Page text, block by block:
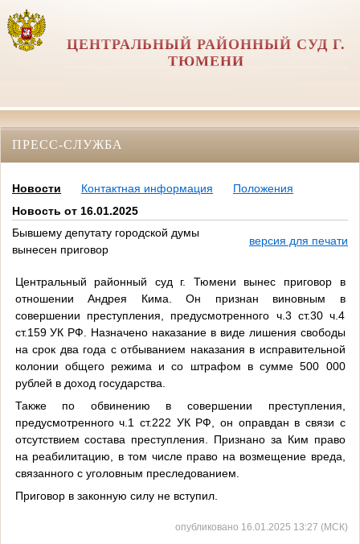
ЦЕНТРАЛЬНЫЙ РАЙОННЫЙ СУД Г.
ТЮМЕНИ
ПРЕСС-СЛУЖБА
Новости Контактная информация
Положения
Новость от 16.01.2025
Бывшему депутату городской думы
вынесен приговор
версия для печати
Центральный районный суд г. Тюмени вынес приговор в
отношении Андрея Кима. Он признан виновным в
совершении преступления, предусмотренного ч.3 ст.30 ч.4
ст.159 УК РФ. Назначено наказание в виде лишения свободы
на срок два года с отбыванием наказания в исправительной
колонии общего режима и со штрафом в сумме 500 000
рублей в доход государства.
Также по обвинению в совершении преступления,
предусмотренного ч.1 ст.222 УК РФ, он оправдан в связи с
отсутствием состава преступления. Признано за Ким право
на реабилитацию, в том числе право на возмещение вреда,
связанного с уголовным преследованием.
Приговор в законную силу не вступил.
опубликовано 16.01.2025 13:27 (МСК)